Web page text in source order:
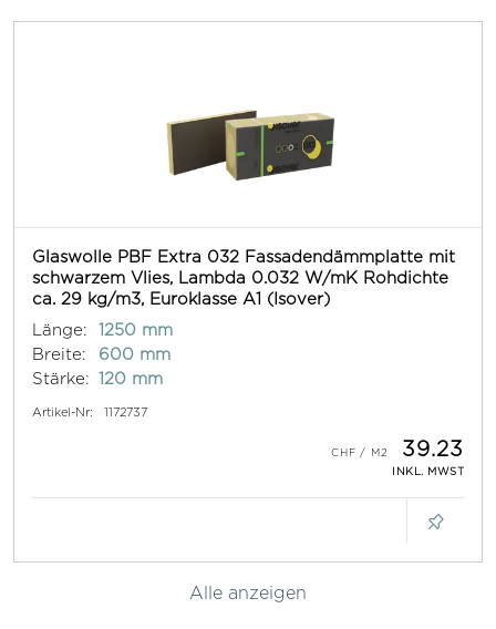
Glaswolle PBF Extra 032 Fassadendämmplatte mit
schwarzem Vlies, Lambda 0.032 W/mK Rohdichte
ca. 29 kg/m3, Euroklasse A1 (Isover)
Länge:
1250 mm
Breite:
600 mm
Stärke: 120 mm
Artikel-Nr: 1172737
39.23
INKL. MWST
Alle anzeigen